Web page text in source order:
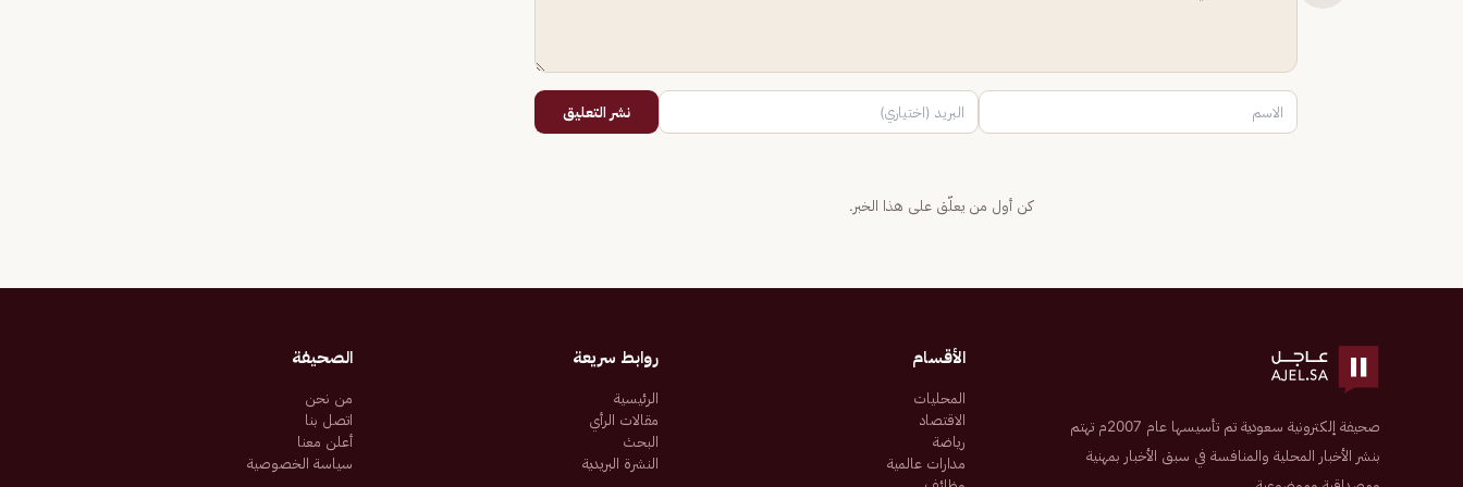
نشر التعليق
كن أول من يعلّق على هذا الخبر.
صحيفة إلكترونية سعودية تم تأسيسها عام 2007م تهتم
بنشر الأخبار المحلية والمنافسة في سبق الأخبار بمهنية
الأقسام
المحليات
الاقتصاد
رياضة
مدارات عالمية
روابط سريعة
الرئيسية
مقالات الرأي
البحث
النشرة البريدية
الصحيفة
من نحن
اتصل بنا
أعلن معنا
سياسة الخصوصية